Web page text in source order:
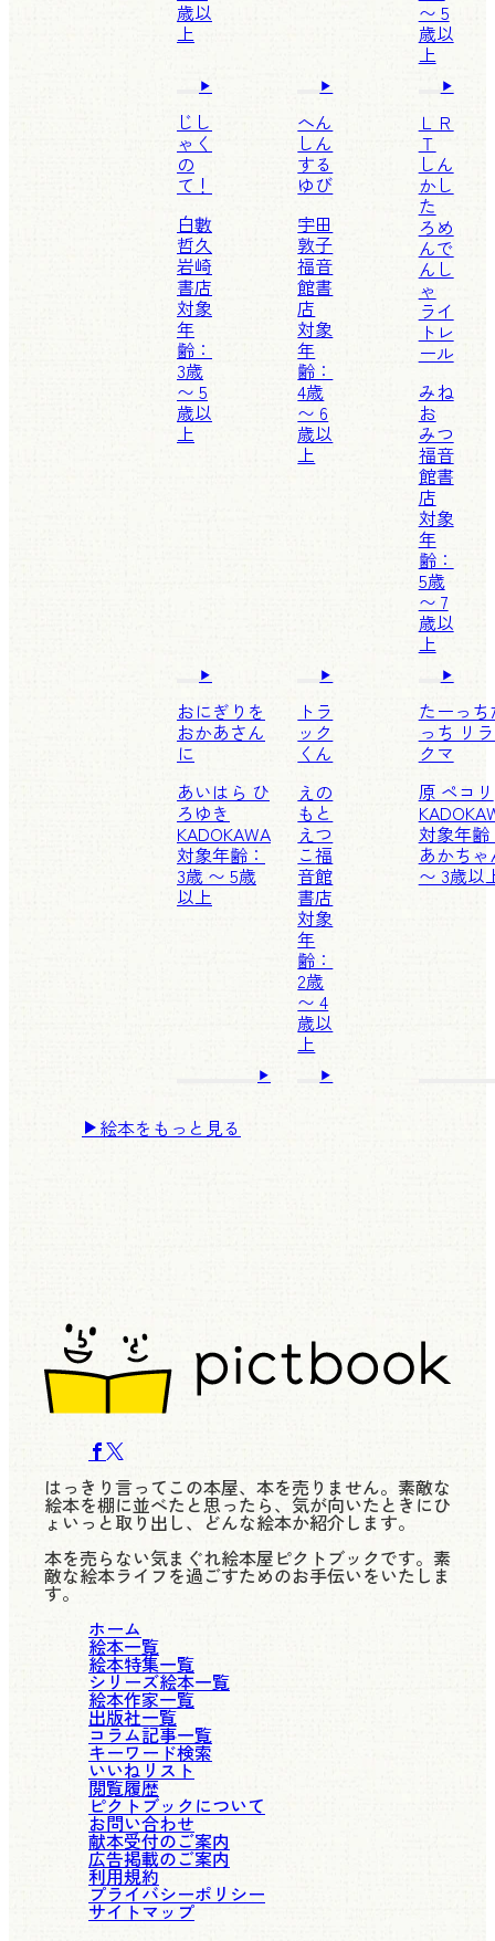
歳以
上
〜 5
歳以
上
じし
ゃく
の
て！
白數
哲久
岩崎
書店
対象
年
齢：
3歳
〜 5
歳以
上
へん
しん
する
ゆび
宇田
敦子
福音
館書
店
対象
年
齢：
4歳
〜 6
歳以
上
ＬＲ
Ｔ
しん
かし
た
ろめ
んで
んし
ゃ
ライ
トレ
ール
みね
お
みつ
福音
館書
店
対象
年
齢：
5歳
〜 7
歳以
上
おにぎりを
おかあさん
に
あいはら ひ
ろゆき
KADOKAWA
対象年齢：
3歳 〜 5歳
以上
トラ
ック
くん
えの
もと
えつ
こ福
音館
書店
対象
年
齢：
2歳
〜 4
歳以
上
たーっち
っち リ
クマ
原 ペコリ
対象年齢
あかちゃ
〜 3歳以
絵本をもっと見る
はっきり言ってこの本屋、本を売りません。素敵な
絵本を棚に並べたと思ったら、気が向いたときにひ
ょいっと取り出し、どんな絵本か紹介します。
本を売らない気まぐれ絵本屋ピクトブックです。素
敵な絵本ライフを過ごすためのお手伝いをいたしま
す。
ホーム
絵本一覧
絵本特集一覧
シリーズ絵本一覧
絵本作家一覧
出版社一覧
コラム記事一覧
キーワード検索
いいねリスト
閲覧履歴
ピクトブックについて
お問い合わせ
献本受付のご案内
広告掲載のご案内
利用規約
プライバシーポリシー
サイトマップ